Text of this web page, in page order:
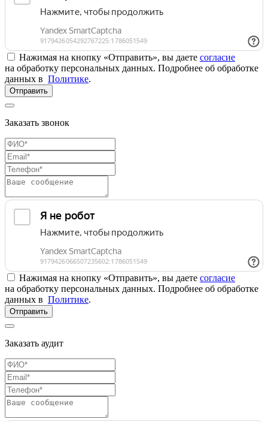
Нажимая на кнопку «Отправить», вы даете согласие
на обработку персональных данных. Подробнее об обработке
данных в Политике.
Отправить
Заказать звонок
Нажимая на кнопку «Отправить», вы даете согласие
на обработку персональных данных. Подробнее об обработке
данных в Политике.
Отправить
Заказать аудит